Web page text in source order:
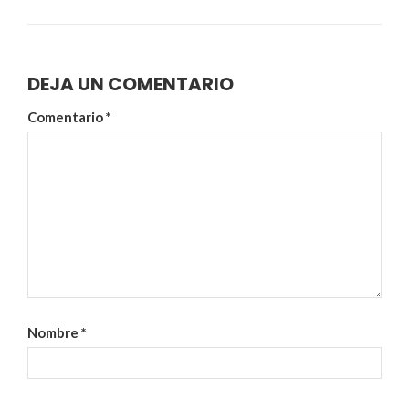
DEJA UN COMENTARIO
Comentario*
Nombre *